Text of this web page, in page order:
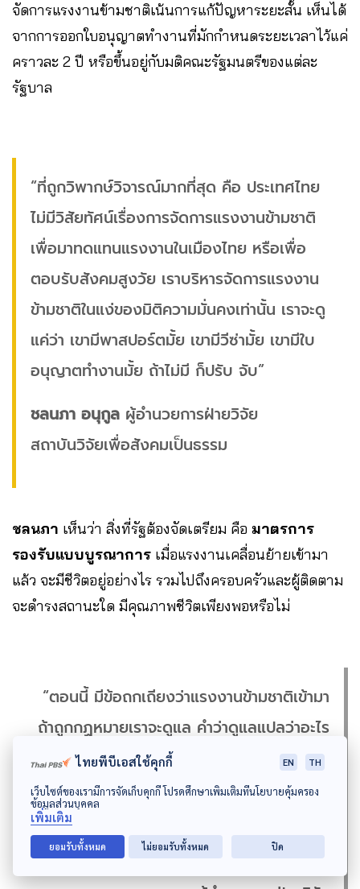
จัดการแรงงานข้ามชาติเน้นการแก้ปัญหาระยะสั้น เห็นได้
จากการออกใบอนุญาตทำงานที่มักกำหนดระยะเวลาไว้แค่
คราวละ 2 ปี หรือขึ้นอยู่กับมติคณะรัฐมนตรีของแต่ละ
รัฐบาล
“ที่ถูกวิพากษ์วิจารณ์มากที่สุด คือ ประเทศไทย
ไม่มีวิสัยทัศน์เรื่องการจัดการแรงงานข้ามชาติ
เพื่อมาทดแทนแรงงานในเมืองไทย หรือเพื่อ
ตอบรับสังคมสูงวัย เราบริหารจัดการแรงงาน
ข้ามชาติในแง่ของมิติความมั่นคงเท่านั้น เราจะดู
แค่ว่า เขามีพาสปอร์ตมั้ย เขามีวีซ่ามั้ย เขามีใบ
อนุญาตทํางานมั้ย ถ้าไม่มี ก็ปรับ จับ”
ชลนภา อนุกูล ผู้อำนวยการฝ่ายวิจัย
สถาบันวิจัยเพื่อสังคมเป็นธรรม
ชลนภา เห็นว่า สิ่งที่รัฐต้องจัดเตรียม คือ มาตรการ
รองรับแบบบูรณาการ เมื่อแรงงานเคลื่อนย้ายเข้ามา
แล้ว จะมีชีวิตอยู่อย่างไร รวมไปถึงครอบครัวและผู้ติดตาม
จะดำรงสถานะใด มีคุณภาพชีวิตเพียงพอหรือไม่
“ตอนนี้ มีข้อถกเถียงว่าแรงงานข้ามชาติเข้ามา
ถ้าถูกกฏหมายเราจะดูแล คําว่าดูแลแปลว่าอะไร
ถ้าขยับจุดข้อถกเถียงก็คือ เขาควรได้การ
คุ้มครองในฐานะคนทํางานไหม เขาควรได้รับสิทธิ์
ลูกหลานควรได้เข้าเรียนไหม ถ้าป่วยควรได้รับ
สิทธิ์ในการรักษามั้ย เอาแบบพื้นฐานที่สุดเลย”
ไทยพีบีเอสใช้คุกกี้ EN TH
เว็บไซต์ของเรามีการจัดเก็บคุกกี้ โปรดศึกษาเพิ่มเติมที่นโยบายคุ้มครอง
ข้อมูลส่วนบุคคล
เพิ่มเติม
ยอมรับทั้งหมด ไม่ยอมรับทั้งหมด ปิด